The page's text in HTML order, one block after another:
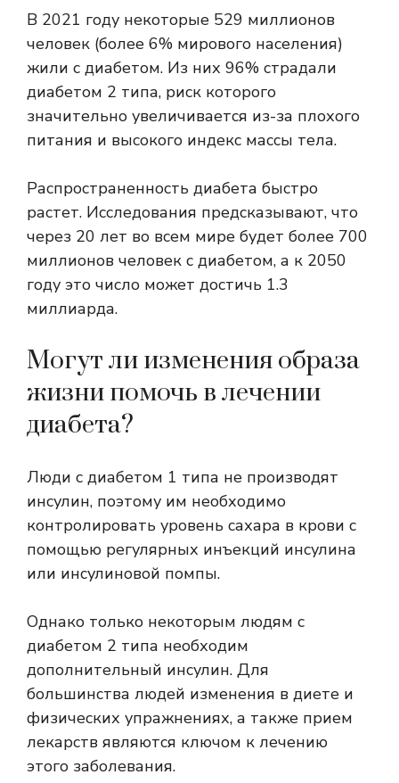
В 2021 году некоторые 529 миллионов
человек (более 6% мирового населения)
жили с диабетом. Из них 96% страдали
диабетом 2 типа, риск которого
значительно увеличивается из-за плохого
питания и высокого индекс массы тела.
Распространенность диабета быстро
растет. Исследования предсказывают, что
через 20 лет во всем мире будет более 700
миллионов человек с диабетом, а к 2050
году это число может достичь 1.3
миллиарда.
Могут ли изменения образа
жизни помочь в лечении
диабета?
Люди с диабетом 1 типа не производят
инсулин, поэтому им необходимо
контролировать уровень сахара в крови с
помощью регулярных инъекций инсулина
или инсулиновой помпы.
Однако только некоторым людям с
диабетом 2 типа необходим
дополнительный инсулин. Для
большинства людей изменения в диете и
физических упражнениях, а также прием
лекарств являются ключом к лечению
этого заболевания.